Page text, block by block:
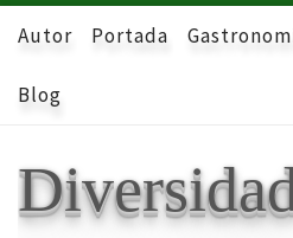
Skip to content
Autor Portada
Blog